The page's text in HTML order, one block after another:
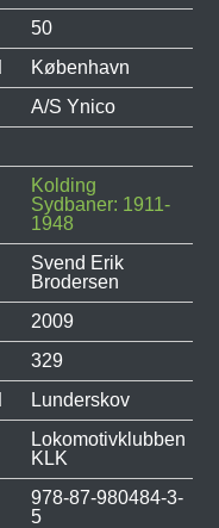
50
København
A/S Ynico
Kolding
Sydbaner: 1911-
1948
Svend Erik
Brodersen
2009
329
Lunderskov
Lokomotivklubben
KLK
978-87-980484-3-
5